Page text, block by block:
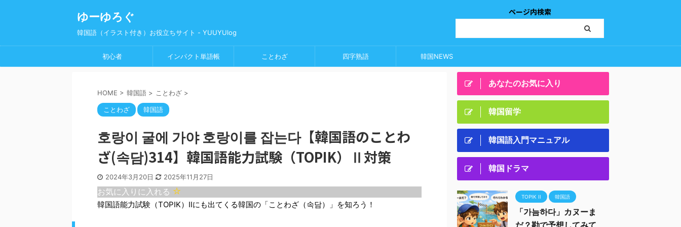
ゆーゆろぐ
韓国語（イラスト付き）お役立ちサイト - YUUYUlog
ページ内検索
初心者 インパクト単語帳 ことわざ 四字熟語 韓国NEWS
HOME > 韓国語 > ことわざ >
ことわざ 韓国語
호랑이 굴에 가야 호랑이를 잡는다【韓国語のことわ
ざ(속담)314】韓国語能力試験（TOPIK）Ⅱ対策
2024年3月20日 2025年11月27日
お気に入りに入れる
韓国語能力試験（TOPIK）Ⅱにも出てくる韓国の「ことわざ（속담）」を知ろう！
あなたのお気に入り
韓国留学
韓国語入門マニュアル
韓国ドラマ
TOPIK II 韓国語
「가늠하다」カヌーま
だ？勘で予想してみて